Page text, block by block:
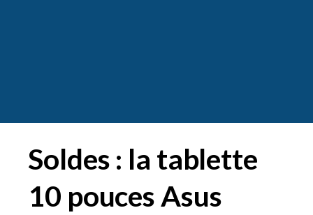
Soldes : la tablette
10 pouces Asus